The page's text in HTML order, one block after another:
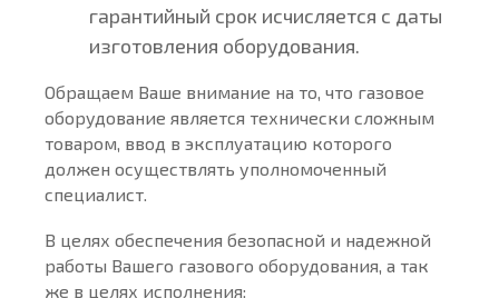
гарантийный срок исчисляется с даты
изготовления оборудования.
Обращаем Ваше внимание на то, что газовое
оборудование является технически сложным
товаром, ввод в эксплуатацию которого
должен осуществлять уполномоченный
специалист.
В целях обеспечения безопасной и надежной
работы Вашего газового оборудования, а так
же в целях исполнения: